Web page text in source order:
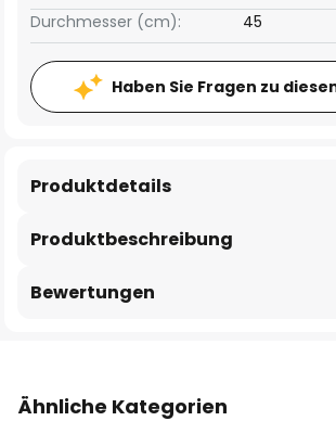
Durchmesser (cm):
45
Haben Sie Fragen zu
Produktbeschreibung
Produktdetails
Bewertungen
Ähnliche Kategorien